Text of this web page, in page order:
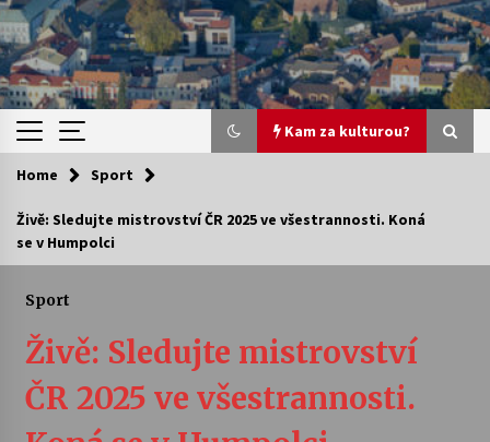
Kam za kulturou?
Kam za kulturou?
Vernisáž výstavy Josefíny Duškové: Stávám se
kapkou
30. 7. 2026
Home Sport
Živě: Sledujte mistrovství ČR 2025 ve všestrannosti. Koná
se v Humpolci
Sport
Živě: Sledujte mistrovství
ČR 2025 ve všestrannosti.